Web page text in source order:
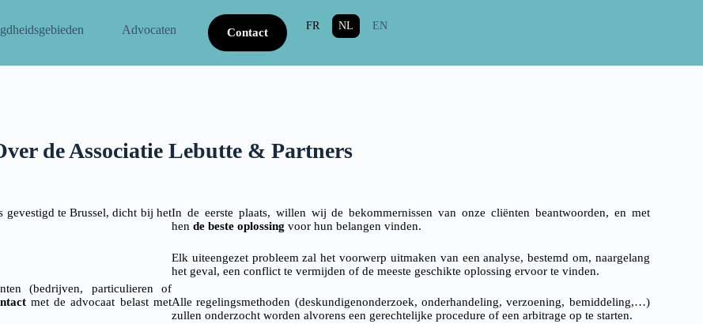
Advocaten Contact
FR NL EN
de Associatie Lebutte & Partners
gevestigd te Brussel, dicht bij het
(bedrijven, particulieren of
met de advocaat belast met
In de eerste plaats, willen wij de bekommernissen van onze cliënten beantwoorden, en met
hen de beste oplossing voor hun belangen vinden.
Elk uiteengezet probleem zal het voorwerp uitmaken van een analyse, bestemd om, naargelang
het geval, een conflict te vermijden of de meeste geschikte oplossing ervoor te vinden.
Alle regelingsmethoden (deskundigenonderzoek, onderhandeling, verzoening, bemiddeling,…)
zullen onderzocht worden alvorens een gerechtelijke procedure of een arbitrage op te starten.